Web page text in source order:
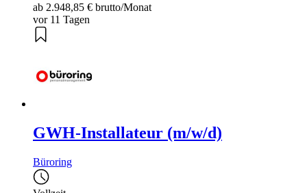
ab 2.948,85 € brutto/Monat
vor 11 Tagen
GWH-Installateur (m/w/d)
Büroring